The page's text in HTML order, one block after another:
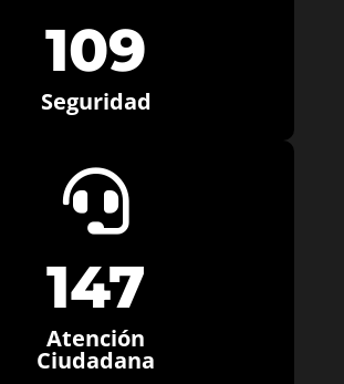
109
Seguridad

147
Atención
Ciudadana